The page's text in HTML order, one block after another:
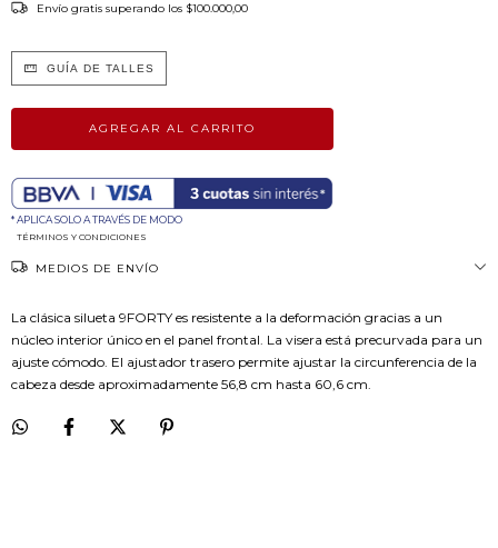
Envío gratis superando los $100.000,00
GUÍA DE TALLES
* APLICA SOLO A TRAVÉS DE MODO
TÉRMINOS Y CONDICIONES
MEDIOS DE ENVÍO
La clásica silueta 9FORTY es resistente a la deformación gracias a un
núcleo interior único en el panel frontal. La visera está precurvada para un
ajuste cómodo. El ajustador trasero permite ajustar la circunferencia de la
cabeza desde aproximadamente 56,8 cm hasta 60,6 cm.